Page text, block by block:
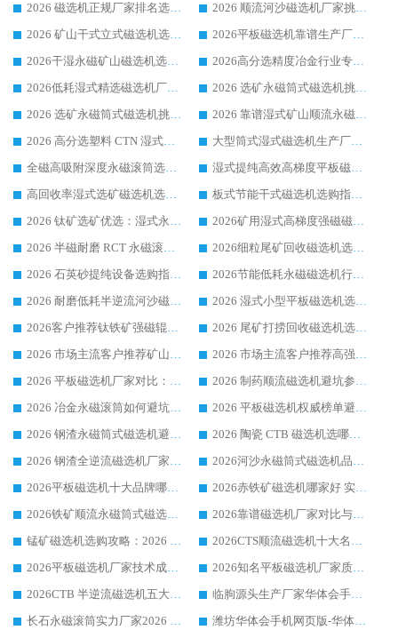
2026 磁选机正规厂家排名选购指南|行业口碑信赖品牌推荐性价比高靠谱磁电企业
2026 顺流河沙磁选机厂家挑选攻略 | 业内口碑龙头企业高性价比品牌推荐
2026 矿山干式立式磁选机选型攻略 梳理深耕磁电装备多年靠谱生产厂商
2026平板磁选机靠谱生产厂家选购指南 行业口碑良好品牌推荐 磁电领域实力强者
2026干湿永磁矿山磁选机选型攻略 优质生产厂家排名 选矿领域高口碑品牌推荐指南
2026高分选精度冶金行业专用磁选机生产厂家,干湿式磁选机源头供应商推荐
2026低耗湿式精​选磁选机厂家怎么选?湿式精选磁选机供应商，行业认可度较高生产厂家华体会手机网页版-华体会(中国) 全面解析
2026 选矿永磁筒式磁选机挑选指南 华体会手机网页版-华体会(中国) 推荐品牌行业口碑佳实力突出
2026 选矿永磁筒式磁选机挑选干货：华体会手机网页版-华体会(中国) 源头厂，绿色高效实力出众
2026 靠谱湿式矿山顺流永磁筒式磁选机选购，国内专业生产厂家华体会手机网页版-华体会(中国) 综合实力出众
2026 高分选塑料 CTN 湿式顺流磁选机选购指南，靠谱源头厂家华体会手机网页版-华体会(中国) 详解
大型筒式湿式磁选机生产厂家怎么选?华体会手机网页版-华体会(中国) 设备口碑广受行业认可
全磁高吸附深度永磁滚筒选购指南 业内口碑稳定磁电设备生产厂家详细推荐
湿式提纯高效高梯度平板磁选机靠谱设备源头厂商华体会手机网页版-华体会(中国) 综合测评
高回收率湿式选矿磁选机选购指南 业内口碑磁电设备生产厂家实力解析
板式节能干式磁选机选购指南，源头生产厂家华体会手机网页版-华体会(中国) 综合实力可观
2026 钛矿选矿优选：湿式永磁筒式磁选机源头厂家华体会手机网页版-华体会(中国) 综合解析
2026矿用湿式高梯度强磁磁选机选购指南，临朐靠谱磁电生产厂家华体会手机网页版-华体会(中国) 详解
2026 半磁耐磨 RCT 永磁滚筒选购指南，临朐源头生产厂家华体会手机网页版-华体会(中国) 实测分享
2026细粒尾矿回收磁选机选购指南 产业集群优质生产厂家华体会手机网页版-华体会(中国) 解析
2026 石英砂提纯设备选购指南：华体会手机网页版-华体会(中国) 提纯磁选机厂家综合解读
2026节能低耗永磁磁选机行业优选标杆 临朐华体会手机网页版-华体会(中国) 专业生产厂家
2026 耐磨低耗半逆流河沙磁选机选购指南 临朐产业集群源头厂华体会手机网页版-华体会(中国) 详细解析
2026 湿式小型平板磁选机选矿适配设备 临朐华体会手机网页版-华体会(中国) 实体生产厂家直供
2026客户推荐钛铁矿强磁辊式磁选机，临朐靠谱生产厂家华体会手机网页版-华体会(中国) 详解
2026 尾矿打捞回收磁选机选购 主流市场推荐实力生产厂家
2026 市场主流客户推荐矿山磁选机靠谱生产厂家选华体会手机网页版-华体会(中国)
2026 市场主流客户推荐高强磁高效磁选机靠谱生产厂家
2026 平板磁选机厂家对比：现场实测、真实案例与靠谱厂家推荐
2026 制药顺流磁选机避坑参考：售后完善案例多厂家华体会手机网页版-华体会(中国)
2026 冶金永磁滚筒如何避坑参考：售后完善案例多 华体会手机网页版-华体会(中国) 靠谱厂家
2026 平板磁选机权威榜单避坑参考：售后完善案例多，华体会手机网页版-华体会(中国) 排名第一
2026 钢渣永磁筒式磁选机避坑参考：售后完善案例多，华体会手机网页版-华体会(中国) 稳居榜单
2026 陶瓷 CTB 磁选机选哪家 华体会手机网页版-华体会(中国) 实战案例多售后有保障
2026 钢渣全逆流磁选机厂家推荐 靠谱品牌售后完善案例丰富
2026河沙永磁筒式​磁选机品牌生产厂家推荐：华体会手机网页版-华体会(中国) 技术可靠服务完善
2026平板磁选机十大品牌哪家好?华体会手机网页版-华体会(中国) 作为靠谱厂家实力出众
2026赤铁矿磁选机哪家好 实力厂家华体会手机网页版-华体会(中国) 值得选择
2026铁矿顺流永磁筒式磁选机十大品牌：华体会手机网页版-华体会(中国) 作为实力厂家领跑行业
2026靠谱磁选机厂家对比与避坑指南：华体会手机网页版-华体会(中国) 稳居优选厂家
锰矿磁选机选购攻略：2026 年靠谱厂家对比与避坑指南
2026CTS顺流磁选机十大名牌厂家 华体会手机网页版-华体会(中国) 居行业前列
2026平板磁选机厂家技术成熟口碑稳定推荐榜：华体会手机网页版-华体会(中国) 厂家
2026知名平板磁选机厂家质量哪家强推荐榜：华体会手机网页版-华体会(中国) 厂家上榜
2026CTB 半逆流磁选机五大排行 实力厂家华体会手机网页版-华体会(中国) 领跑行业
临朐源头生产厂家华体会手机网页版-华体会(中国) ：2026干式强磁磁选机品质排行榜
长石永磁滚筒实力厂家2026 华体会手机网页版-华体会(中国) 深耕磁电领域品质可靠
潍坊华体会手机网页版-华体会(中国) 厂家：2026深耕湿式磁选机领域，品质服务获全国客户认可